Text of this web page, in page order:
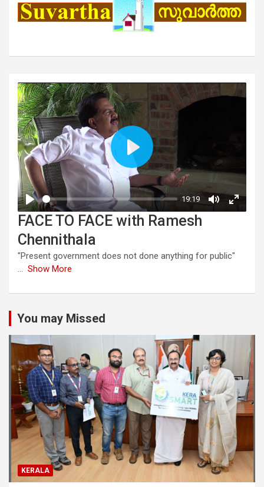
FACE TO FACE with Ramesh
Chennithala
"Present government does not done anything for public"
... Show More
You may Missed
KERALA